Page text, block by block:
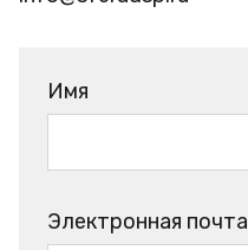
Имя
Электронная почта